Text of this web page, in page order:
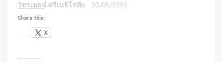
วัชรเมธน์ ศรีเนธิโรทัย 30/05/2555
Share this:
X